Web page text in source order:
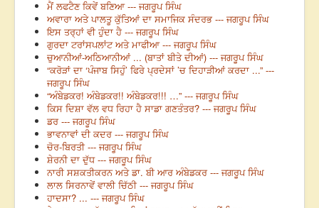
ਮੈਂ ਲਫਟੈਣ ਕਿਵੇਂ ਬਣਿਆ --- ਜਗਰੂਪ ਸਿੰਘ
ਅਵਾਰਾ ਅਤੇ ਪਾਲਤੂ ਕੁੱਤਿਆਂ ਦਾ ਸਮਾਜਿਕ ਸੰਦਰਭ --- ਜਗਰੂਪ ਸਿੰਘ
ਇਸ ਤਰ੍ਹਾਂ ਵੀ ਹੁੰਦਾ ਹੈ --- ਜਗਰੂਪ ਸਿੰਘ
ਗੁਰਦਾ ਟਰਾਂਸਪਲਾਂਟ ਅਤੇ ਮਾਫੀਆ --- ਜਗਰੂਪ ਸਿੰਘ
ਚੁਆਨੀਆਂ-ਅਠਿਆਨੀਆਂ ... (ਬਾਤਾਂ ਬੀਤੇ ਦੀਆਂ) --- ਜਗਰੂਪ ਸਿੰਘ
“ਕਰੋੜਾਂ ਦਾ ‘ਪੰਜਾਬ ਸਿਹੁੰ’ ਫਿਰੇ ਪ੍ਰਦੇਸਾਂ ’ਚ ਦਿਹਾੜੀਆਂ ਕਰਦਾ ...” ---
ਜਗਰੂਪ ਸਿੰਘ
“ਅੰਬੇਡਕਰ! ਅੰਬੇਡਕਰ!! ਅੰਬੇਡਕਰ!!! …” --- ਜਗਰੂਪ ਸਿੰਘ
ਕਿਸ ਦਿਸ਼ਾ ਵੱਲ ਵਧ ਰਿਹਾ ਹੈ ਸਾਡਾ ਗਣਤੰਤਰ? --- ਜਗਰੂਪ ਸਿੰਘ
ਡਰ --- ਜਗਰੂਪ ਸਿੰਘ
ਭਾਵਨਾਵਾਂ ਦੀ ਕਦਰ --- ਜਗਰੂਪ ਸਿੰਘ
ਚੋਰ-ਬਿਰਤੀ --- ਜਗਰੂਪ ਸਿੰਘ
ਸ਼ੇਰਨੀ ਦਾ ਦੁੱਧ --- ਜਗਰੂਪ ਸਿੰਘ
ਨਾਰੀ ਸਸ਼ਕਤੀਕਰਨ ਅਤੇ ਡਾ. ਬੀ ਆਰ ਅੰਬੇਡਕਰ --- ਜਗਰੂਪ ਸਿੰਘ
ਲਾਲ ਸਿਰਨਾਵੇਂ ਵਾਲੀ ਚਿੱਠੀ --- ਜਗਰੂਪ ਸਿੰਘ
ਹਾਦਸਾ? ... --- ਜਗਰੂਪ ਸਿੰਘ